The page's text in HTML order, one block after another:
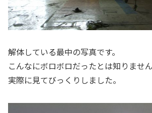
解体している最中の写真です。
こんなにボロボロだったとは知りませ
実際に見てびっくりしました。